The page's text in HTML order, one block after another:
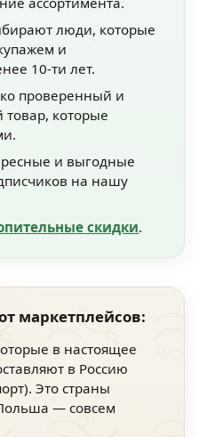
люди, которые
и
10-ти лет.
проверенный и
которые
и выгодные
на нашу
скидки.
маркетплейсов:
в настоящее
в Россию
Это страны
— совсем